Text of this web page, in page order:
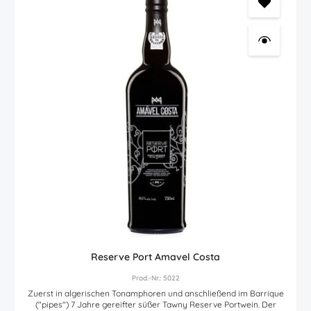
Reserve Port Amavel Costa
Prod.-Nr.: 5022
Zuerst in algerischen Tonamphoren und anschließend im Barrique
("pipes") 7 Jahre gereifter süßer Tawny Reserve Portwein. Der